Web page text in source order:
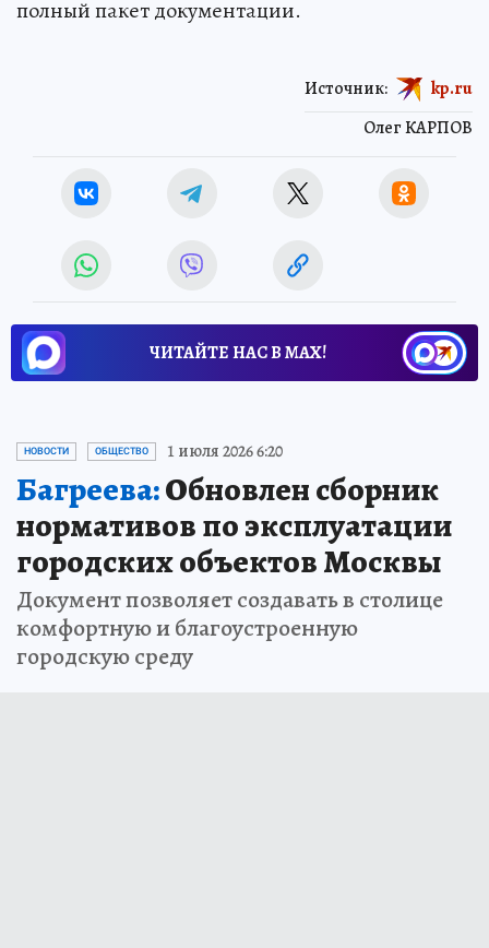
полный пакет документации.
Олег КАРПОВ
Источник: kp.ru
ЧИТАЙТЕ НАС В МАХ!
НОВОСТИ ОБЩЕСТВО 1 июля 2026 6:20
Багреева:Обновлен сборник
нормативов по эксплуатации
городских объектов Москвы
Документ позволяет создавать в столице
комфортную и благоустроенную
городскую среду